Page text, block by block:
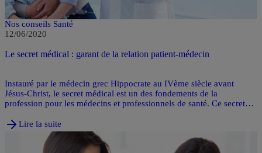
Nos conseils Santé
12/06/2020
Le secret médical : garant de la relation patient-médecin
Instauré par le médecin grec Hippocrate au IVème siècle avant
Jésus-Christ, le secret médical est un des fondements de la
profession pour les médecins et professionnels de santé. Ce secret
informations sur leurs patients. Des dérogations sont possibles.
Explications.
Lire la suite